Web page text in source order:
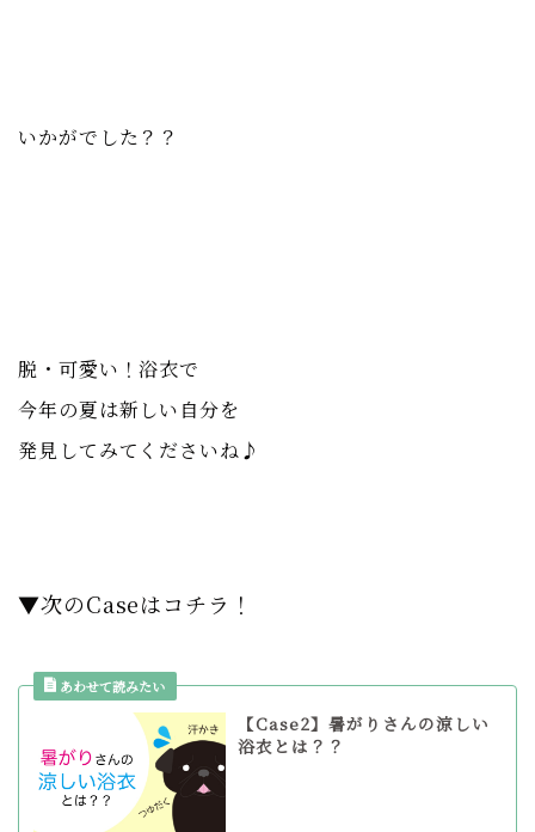
いかがでした？？
脱・可愛い！浴衣で
今年の夏は新しい自分を
発見してみてくださいね♪
▼次のCaseはコチラ！
【Case2】暑がりさんの涼しい
浴衣とは？？